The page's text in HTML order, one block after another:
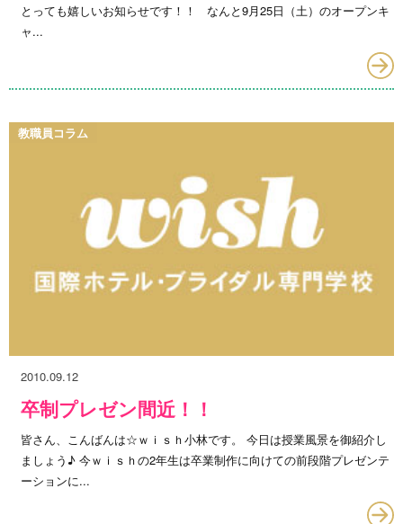
とっても嬉しいお知らせです！！ なんと9月25日（土）のオープンキ
ャ...
教職員コラム
2010.09.12
卒制プレゼン間近！！
皆さん、こんばんは☆ｗｉｓｈ小林です。 今日は授業風景を御紹介し
ましょう♪ 今ｗｉｓｈの2年生は卒業制作に向けての前段階プレゼンテ
ーションに...